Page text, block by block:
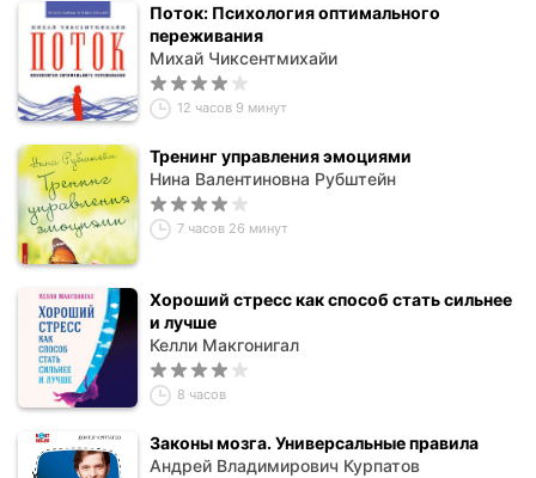
Поток: Психология оптимального
переживания
Михай Чиксентмихайи
12 часов 9 минут
Тренинг управления эмоциями
Нина Валентиновна Рубштейн
7 часов 26 минут
Хороший стресс как способ стать сильнее
и лучше
Келли Макгонигал
8 часов
Законы мозга. Универсальные правила
Андрей Владимирович Курпатов